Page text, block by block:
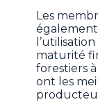
Les
maturité
forestiers
ont les